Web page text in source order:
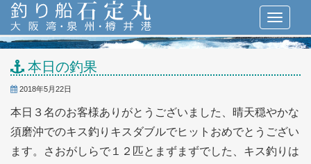
本日の釣果
2018年5月22日
本日３名のお客様ありがとうございました、晴天穏やかな
須磨沖でのキス釣りキスダブルでヒットおめでとうござい
ます。さおがしらで１２匹とまずまずでした、キス釣りは